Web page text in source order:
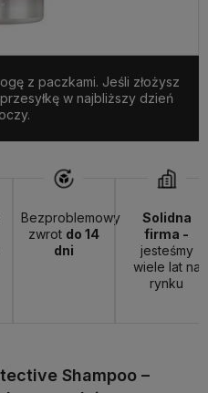
z paczkami. Jeśli złożysz
w najbliższy dzień
Bezproblemowy
zwrot do 14
dni
Solidna
firma -
jesteśmy
wiele lat na
rynku
Shampoo –